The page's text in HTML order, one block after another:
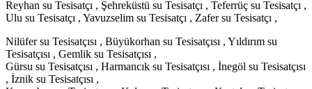
Reyhan su Tesisatçı , Şehreküstü su Tesisatçı , Teferrüç su Tesisatçı ,
Ulu su Tesisatçı , Yavuzselim su Tesisatçı , Zafer su Tesisatçı ,
Nilüfer su Tesisatçısı , Büyükorhan su Tesisatçısı , Yıldırım su
Tesisatçısı , Gemlik su Tesisatçısı ,
Gürsu su Tesisatçısı , Harmancık su Tesisatçısı , İnegöl su Tesisatçısı
, İznik su Tesisatçısı ,